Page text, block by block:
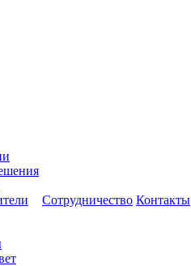
Сотрудничество Контакты